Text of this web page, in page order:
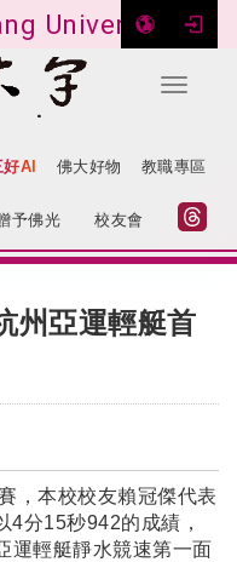
University
Toggle
AI 佛大好物 教職專區
予佛光 校友會
州亞運輕艇首
，本校校友賴冠傑代表
4分15秒942的成績，
運輕艇靜水競速第一面